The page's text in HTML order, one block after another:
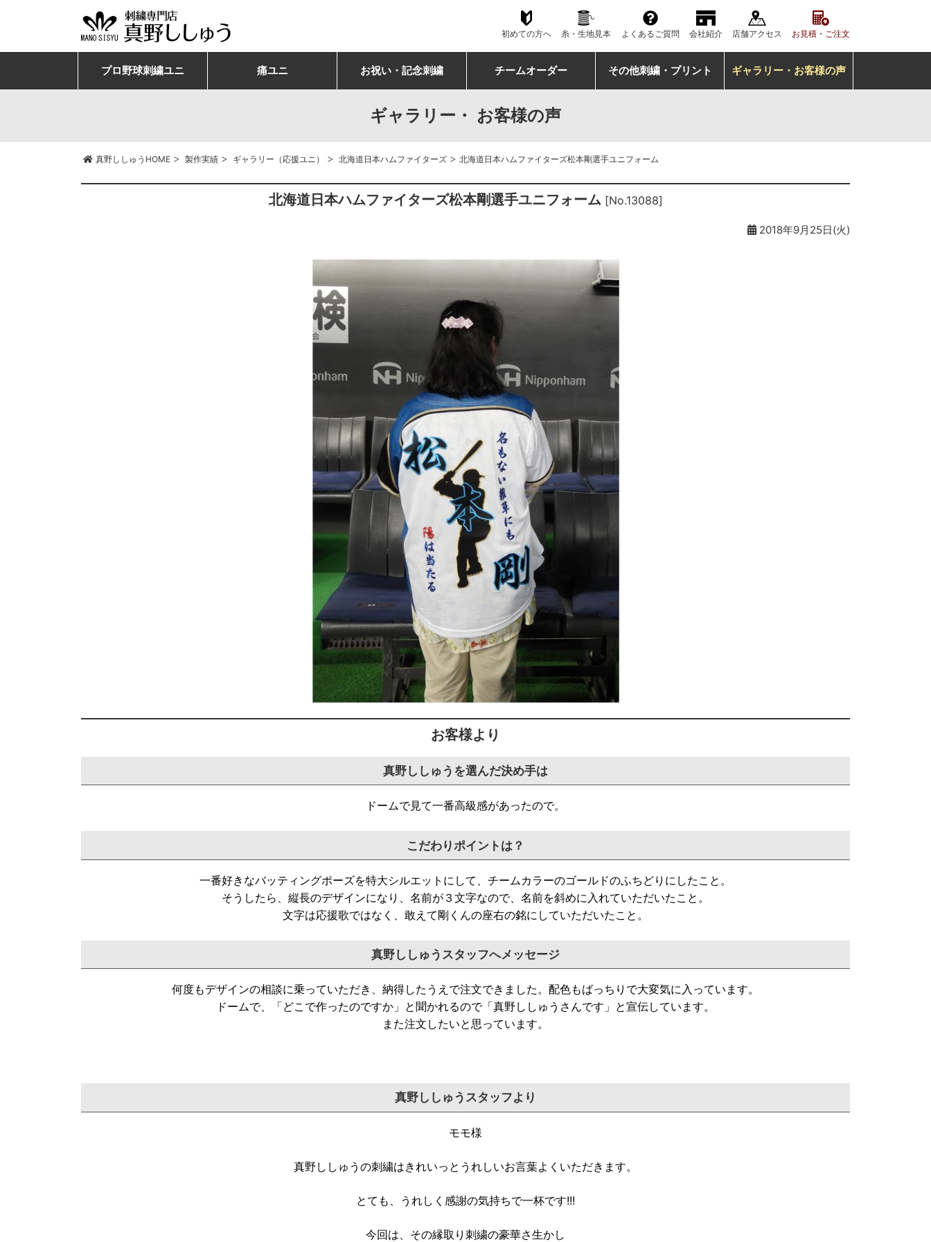
初めての方へ 糸・生地見本 よくあるご質問 会社紹介 店舗アクセス お見積・ご注文
プロ野球刺繍ユニ 痛ユニ お祝い・記念刺繍 チームオーダー その他刺繍・プリント ギャラリー・お客様の声
ギャラリー・ お客様の声
真野ししゅうHOME> 製作実績> ギャラリー（応援ユニ） > 北海道日本ハムファイターズ> 北海道日本ハムファイターズ松本剛選手ユニフォーム
北海道日本ハムファイターズ松本剛選手ユニフォーム [No.13088]
2018年9月25日(火)
お客様より
真野ししゅうを選んだ決め手は
ドームで見て一番高級感があったので。
こだわりポイントは？
一番好きなバッティングポーズを特大シルエットにして、チームカラーのゴールドのふちどりにしたこと。
そうしたら、縦長のデザインになり、名前が３文字なので、名前を斜めに入れていただいたこと。
文字は応援歌ではなく、敢えて剛くんの座右の銘にしていただいたこと。
真野ししゅうスタッフへメッセージ
何度もデザインの相談に乗っていただき、納得したうえで注文できました。配色もばっちりで大変気に入っています。
ドームで、「どこで作ったのですか」と聞かれるので「真野ししゅうさんです」と宣伝しています。
また注文したいと思っています。
真野ししゅうスタッフより
モモ様
真野ししゅうの刺繍はきれいっとうれしいお言葉よくいただきます。
とても、うれしく感謝の気持ちで一杯です!!!
今回は、その縁取り刺繍の豪華さ生かし